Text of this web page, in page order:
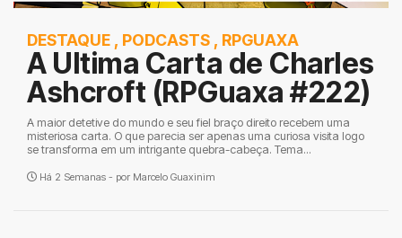
DESTAQUE , PODCASTS , RPGUAXA
A Ultima Carta de Charles
Ashcroft (RPGuaxa #222)
A maior detetive do mundo e seu fiel braço direito recebem uma
misteriosa carta. O que parecia ser apenas uma curiosa visita logo
se transforma em um intrigante quebra-cabeça. Tema...
Há 2 Semanas - por Marcelo Guaxinim